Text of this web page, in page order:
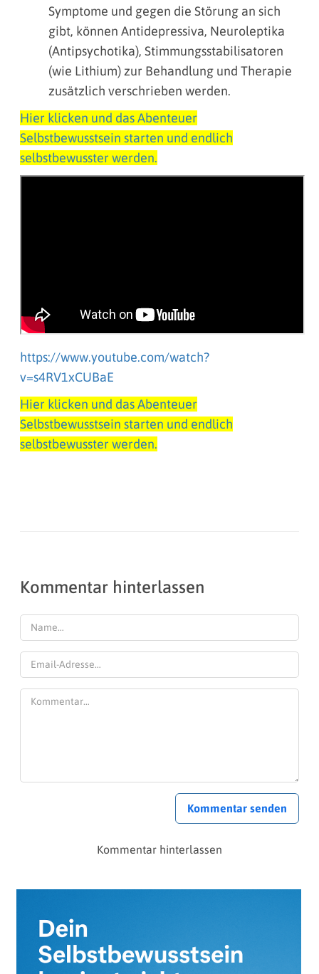
Symptome und gegen die Störung an sich
gibt, können Antidepressiva, Neuroleptika
(Antipsychotika), Stimmungsstabilisatoren
(wie Lithium) zur Behandlung und Therapie
zusätzlich verschrieben werden.
Hier klicken und das Abenteuer
Selbstbewusstsein starten und endlich
selbstbewusster werden.
https://www.youtube.com/watch?
v=s4RV1xCUBaE
Hier klicken und das Abenteuer
Selbstbewusstsein starten und endlich
selbstbewusster werden.
Kommentar hinterlassen
Kommentar senden
Kommentar hinterlassen